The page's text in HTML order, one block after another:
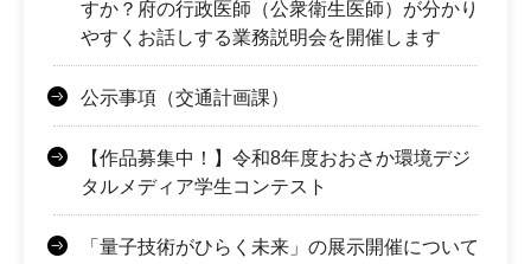
すか？府の行政医師（公衆衛生医師）が分かり
やすくお話しする業務説明会を開催します
公示事項（交通計画課）
【作品募集中！】令和8年度おおさか環境デジ
タルメディア学生コンテスト
「量子技術がひらく未来」の展示開催について